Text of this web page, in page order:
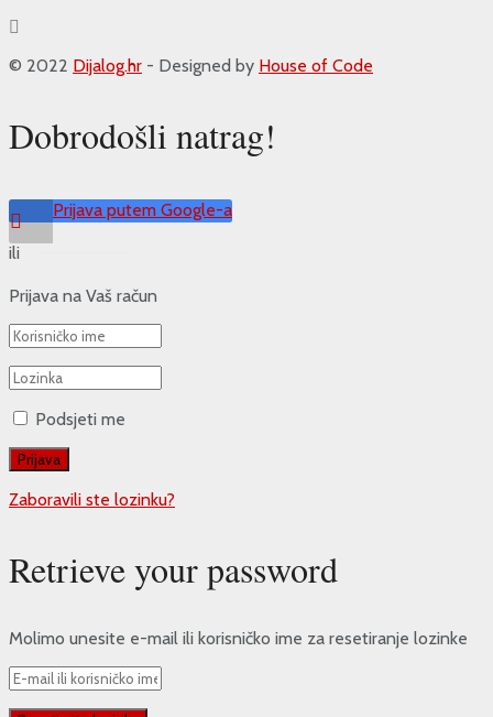
© 2022 Dijalog.hr - Designed by House of Code
Dobrodošli natrag!
Prijava putem Google-a
ili
Prijava na Vaš račun
Podsjeti me
Zaboravili ste lozinku?
Retrieve your password
Molimo unesite e-mail ili korisničko ime za resetiranje lozinke